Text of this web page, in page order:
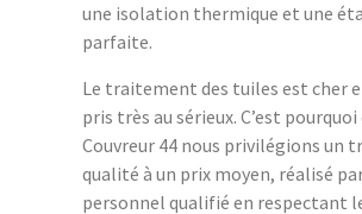
une isolation thermique et une
parfaite.
Le traitement des tuiles est cher
pris très au sérieux. C’est pourquoi
Couvreur 44 nous privilégions un
qualité à un prix moyen, réalisé
personnel qualifié en respectant